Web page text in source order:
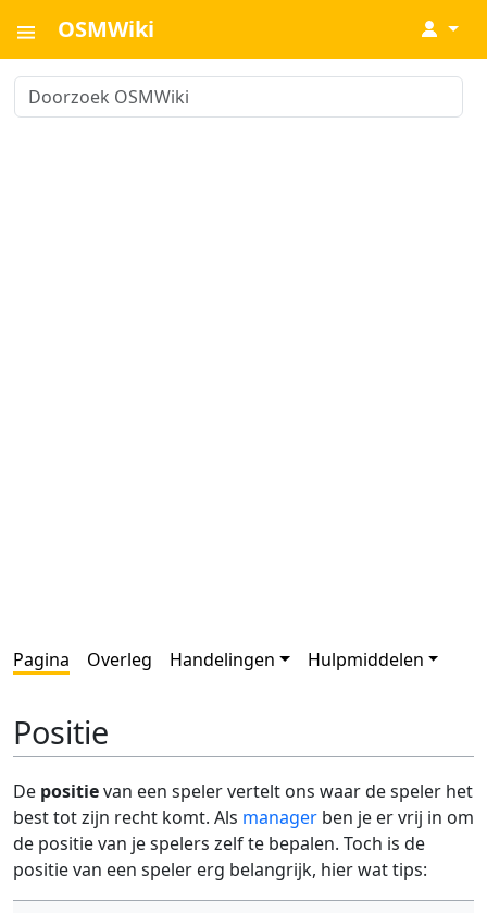
OSMWiki ↓
Pagina Overleg Handelingen Hulpmiddelen
Positie
De positievan een speler vertelt ons waar de speler het
best tot zijn recht komt. Als manager ben je er vrij in om
de positie van je spelers zelf te bepalen. Toch is de
positie van een speler erg belangrijk, hier wat tips: